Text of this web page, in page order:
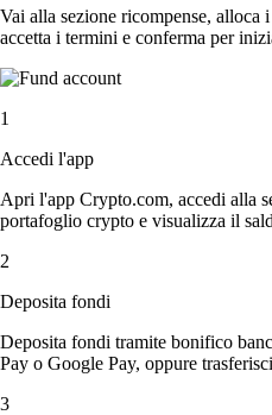
Vai alla sezione ricompense, alloca
accetta i termini e conferma per
1
Accedi l'app
Apri l'app Crypto.com, accedi alla
portafoglio crypto e visualizza il
2
Deposita fondi
Deposita fondi tramite bonifico
Pay o Google Pay, oppure
3